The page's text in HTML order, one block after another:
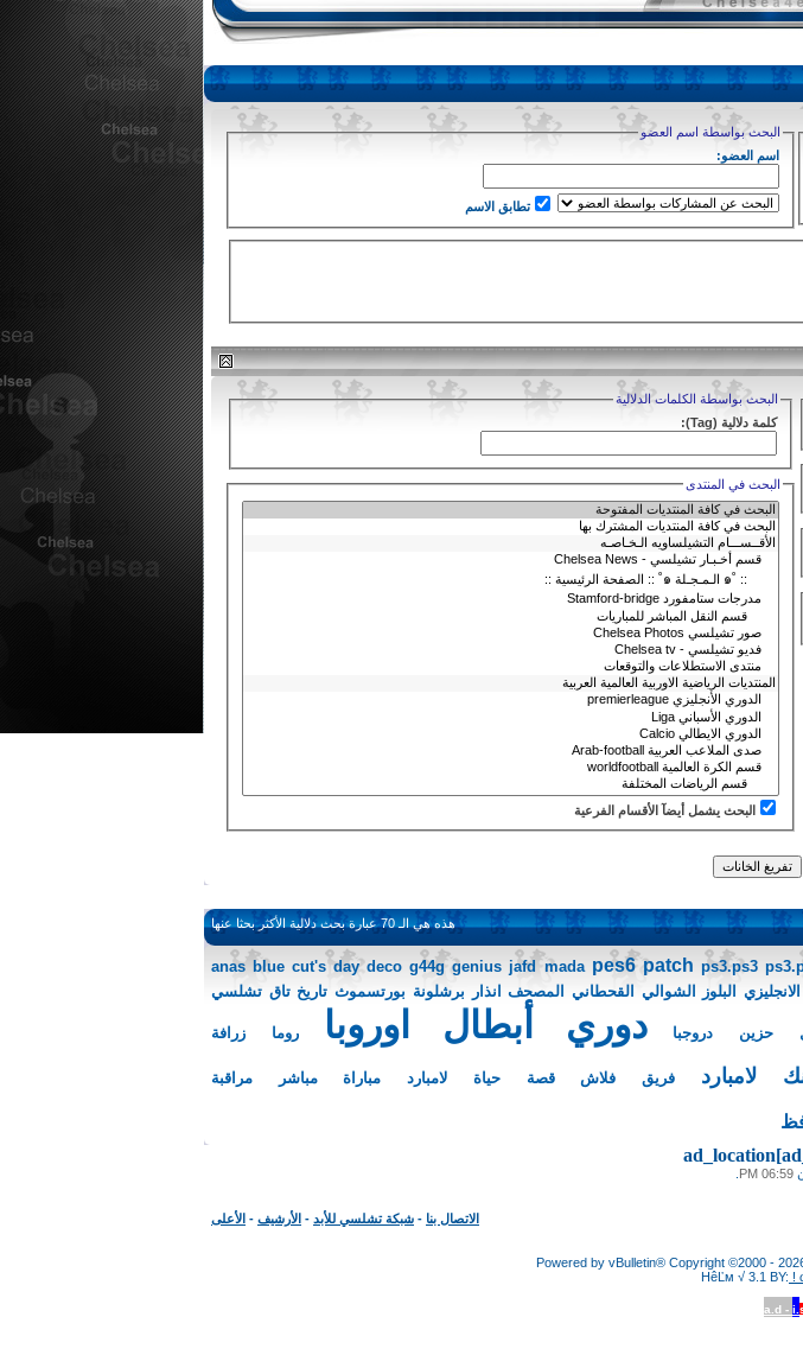
البحث بواسطة اسم العضو
اسم العضو:
تطابق الاسم
البحث بواسطة الكلمات الدلالية
كلمة دلالية (Tag):
البحث في المنتدى
البحث يشمل أيضآ الأقسام الفرعية
هذه هي الـ 70 عبارة بحث دلالية الأكثر بحثا عنها
anas blue cut's day deco g44g genius jafd mada pes6 patch ps3.ps3
الانجليزي البلوز الشوالي القحطاني المصحف انذار برشلونة بورتسموث تاريخ تاق تشلسي
حزين دروجبا دوري أبطال اوروبا روما زرافة
لامبارد فريق فلاش قصة حياة لامبارد مباراة مباشر مراقبة
06:59 PM
الاتصال بنا - شبكة تشلسي للأبد - الأرشيف - الأعلى
Powered by vBulletin® Copyright ©2000 -
HêĽм √ 3.1 BY: !
a.d - i.